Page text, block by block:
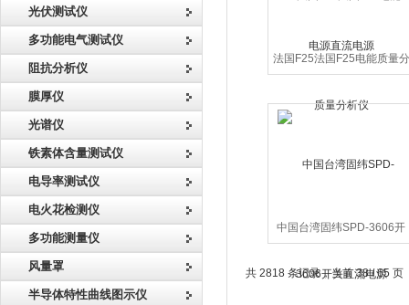
光伏测试仪
多功能电气测试仪
阻抗分析仪
膜厚仪
光谱仪
铁素体含量测试仪
电导率测试仪
电火花检测仪
多功能测量仪
风量罩
半导体特性曲线图示仪
法国F25法国F25电能质量分
析仪
中国台湾固纬SPD-3606开
关直流电源
共 2818 条记录，当前 38 / 65 页